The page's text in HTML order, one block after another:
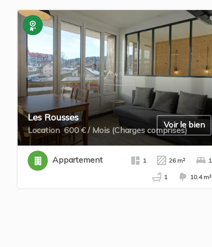
Les Rousses
Location 600 € / Mois (Charges comprises)
Voir le bien
Appartement 1 26 m² 1
1 10.4 m²